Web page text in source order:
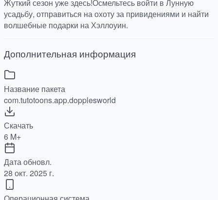
Жуткий сезон уже здесь!Осмельтесь войти в Лунную
усадьбу, отправиться на охоту за привидениями и найти
волшебные подарки на Хэллоуин.
Дополнительная информация
Название пакета
com.tutotoons.app.dopplesworld
Скачать
6 M+
Дата обновл.
28 окт. 2025 г.